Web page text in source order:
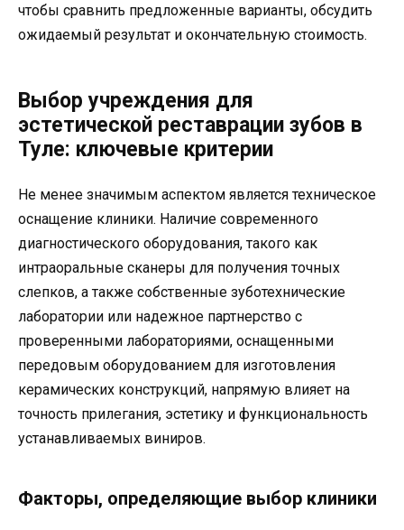
чтобы сравнить предложенные варианты, обсудить
ожидаемый результат и окончательную стоимость.
Выбор учреждения для
эстетической реставрации зубов в
Туле: ключевые критерии
Не менее значимым аспектом является техническое
оснащение клиники. Наличие современного
диагностического оборудования, такого как
интраоральные сканеры для получения точных
слепков, а также собственные зуботехнические
лаборатории или надежное партнерство с
проверенными лабораториями, оснащенными
передовым оборудованием для изготовления
керамических конструкций, напрямую влияет на
точность прилегания, эстетику и функциональность
устанавливаемых виниров.
Факторы, определяющие выбор клиники